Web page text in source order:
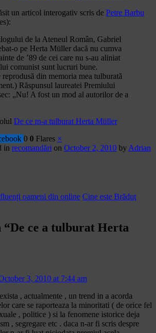
un articol interogativ scris de Petre Barbu
de la Ateneul Român, Gabriel
o pe Herta Müller dacă nu cumva
de ’89 de cei care nu s-au aliniat
comunist sunt lucruri bune.
reprodusă din memoria mea tulburată
Răspunsul laureatei Premiului
„Nu! A fost un mod al autorilor de a
De ce m-a tulburat Herta Müller
0 0 Flares ×
in recomandări on October 2, 2010 by Adrian
oameni din online Cine este Brăduţ
“De ce a tulburat Herta
3, 2010 at 7:44 am
, actualmente , un trend in a acorda
care se raporteaza la minoritati ( de orice fel
, politice ) si la fenomene istorice deja
, segregare etc . daca n-ar fi scris despre